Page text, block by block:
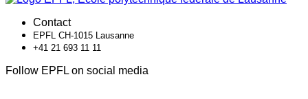
Contact
EPFL CH-1015 Lausanne
+41 21 693 11 11
Follow EPFL on social media